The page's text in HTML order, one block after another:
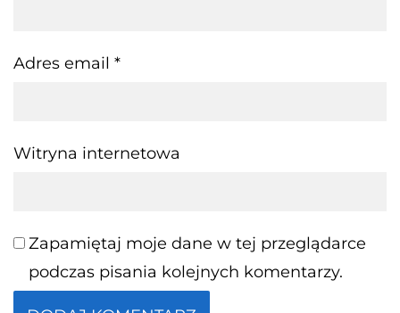
Adres email *
Witryna internetowa
Zapamiętaj moje dane w tej przeglądarce
podczas pisania kolejnych komentarzy.